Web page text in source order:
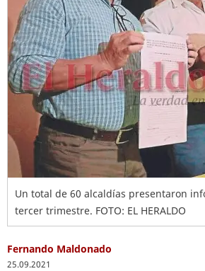
Un total de 60 alcaldías presentaron
tercer trimestre. FOTO: EL HERALDO
Fernando Maldonado
25.09.2021